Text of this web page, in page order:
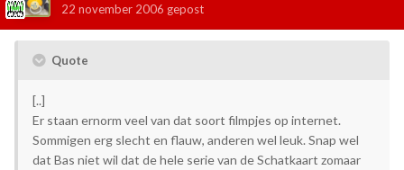
22 november 2006 gepost
Quote
[..]
Er staan ernorm veel van dat soort filmpjes op internet.
Sommigen erg slecht en flauw, anderen wel leuk. Snap wel
dat Bas niet wil dat de hele serie van de Schatkaart zomaar